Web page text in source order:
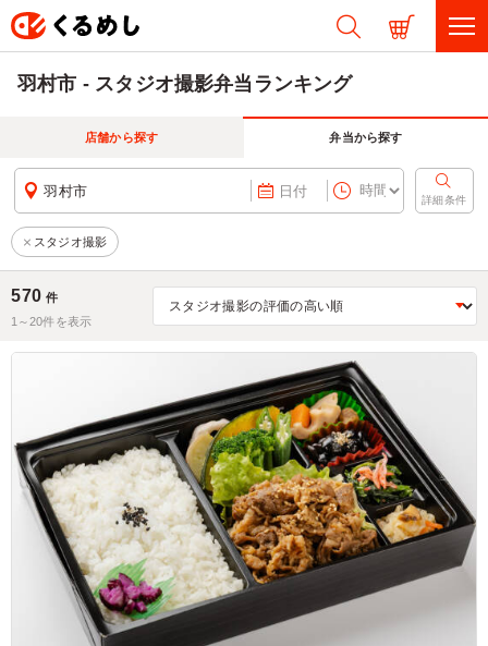
羽村市 - スタジオ撮影弁当ランキング
店舗から探す 弁当から探す
羽村市 日付
詳細条件
スタジオ撮影
570 件
1～20件を表示